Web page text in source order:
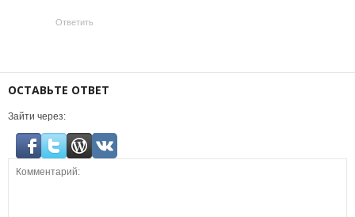
Ответить
ОСТАВЬТЕ ОТВЕТ
Зайти через: